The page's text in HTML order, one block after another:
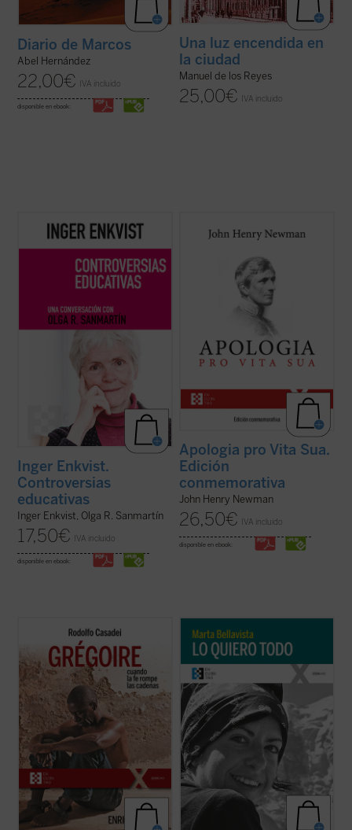
Diario de Marcos
Abel Hernández
22,00€ IVA incluido
disponible en ebook:
Una luz encendida en
la ciudad
Manuel de los Reyes
25,00€ IVA incluido
La experta educativa sueca Inger Enkvist y
la periodista Olga R. Sanmartín abordan en
terreno de la educación: la tensión entre el
modelo inclusivo y el diferenciado, ... (ver
Inger Enkvist.
Controversias
educativas
Inger Enkvist, Olga R. Sanmartín
17,50€ IVA incluido
disponible en ebook:
literatura autobiográfica universal, supuso
rechazo que había causado en Inglaterra
su conversión al catolicismo. La presente ...
Apologia pro Vita Sua.
Edición
conmemorativa
John Henry Newman
26,50€ IVA incluido
disponible en ebook:
Grégoire Ahongbonon ha realizado un
pequeño milagro en Costa de Marfil, Benín,
Togo y Burkina Faso: rescatar en tan solo
veinticinco años a sesenta mil personas
con enfermedad mental, estigmatizadas,
marginadas, encadenadas por ser ...(ver
ficha)
La vida de Marta, una larga carrera de
apenas veintisiete años, se tornará
dramática y lúcida con la reaparición de la
enfermedad que la llevaría a la muerte dos
años después. Marta afrontará esta
circunstancia como ocasión para vivir ...
(ver ficha)